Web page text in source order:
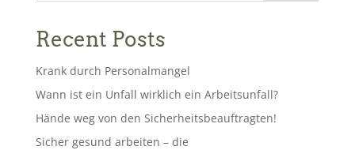
Recent Posts
Krank durch Personalmangel
Wann ist ein Unfall wirklich ein Arbeitsunfall?
Hände weg von den Sicherheitsbeauftragten!
Sicher gesund arbeiten – die